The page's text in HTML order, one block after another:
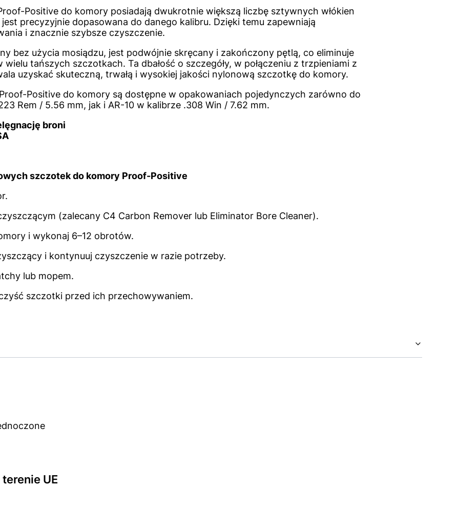
Positive do komory posiadają dwukrotnie większą liczbę sztywnych włókien
precyzyjnie dopasowana do danego kalibru. Dzięki temu zapewniają
i znacznie szybsze czyszczenie.
bez użycia mosiądzu, jest podwójnie skręcany i zakończony pętlą, co eliminuje
tańszych szczotkach. Ta dbałość o szczegóły, w połączeniu z trzpieniami z
uzyskać skuteczną, trwałą i wysokiej jakości nylonową szczotkę do komory.
Positive do komory są dostępne w opakowaniach pojedynczych zarówno do
Rem / 5.56 mm, jak i AR-10 w kalibrze .308 Win / 7.62 mm.
broni
szczotek do komory Proof-Positive
(zalecany C4 Carbon Remover lub Eliminator Bore Cleaner).
i wykonaj 6–12 obrotów.
i kontynuuj czyszczenie w razie potrzeby.
lub mopem.
szczotki przed ich przechowywaniem.
UE